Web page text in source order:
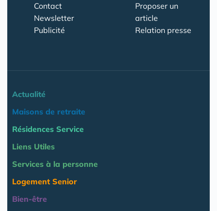
Contact
Newsletter
Publicité
Proposer un
article
Relation presse
Actualité
Maisons de retraite
Résidences Service
Liens Utiles
Services à la personne
Logement Senior
Bien-être